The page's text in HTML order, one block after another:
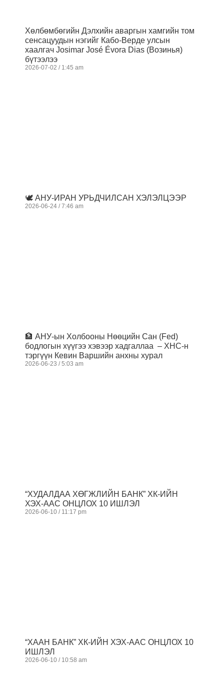
Хөлбөмбөгийн Дэлхийн аваргын хамгийн том
сенсацуудын нэгийг Кабо-Верде улсын
хаалгач Josimar José Évora Dias (Возинья)
бүтээлээ
2026-07-02 1:45 am
🕊️ АНУ-ИРАН УРЬДЧИЛСАН ХЭЛЭЛЦЭЭР
2026-06-24 7:46 am
🏦 АНУ-ын Холбооны Нөөцийн Сан (Fed)
бодлогын хүүгээ хэвээр хадгаллаа – ХНС-н
тэргүүн Кевин Варшийн анхны хурал
2026-06-23 5:03 am
“ХУДАЛДАА ХӨГЖЛИЙН БАНК” ХК-ИЙН
ХЭХ-ААС ОНЦЛОХ 10 ИШЛЭЛ
2026-06-10 11:17 pm
“ХААН БАНК” ХК-ИЙН ХЭХ-ААС ОНЦЛОХ 10
ИШЛЭЛ
2026-06-10 10:58 am